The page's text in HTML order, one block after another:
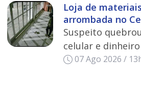
Loja de
arrombada no
Suspeito
celular e
07 Ago 2026 /